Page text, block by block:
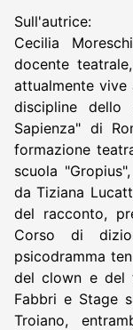
Sull'autrice:
Cecilia
docente
attualmente vive
discipline dello
Sapienza" di
formazione
scuola
da Tiziana
del racconto,
Corso di
psicodramma
del clown e del
Fabbri e Stage
Troiano,